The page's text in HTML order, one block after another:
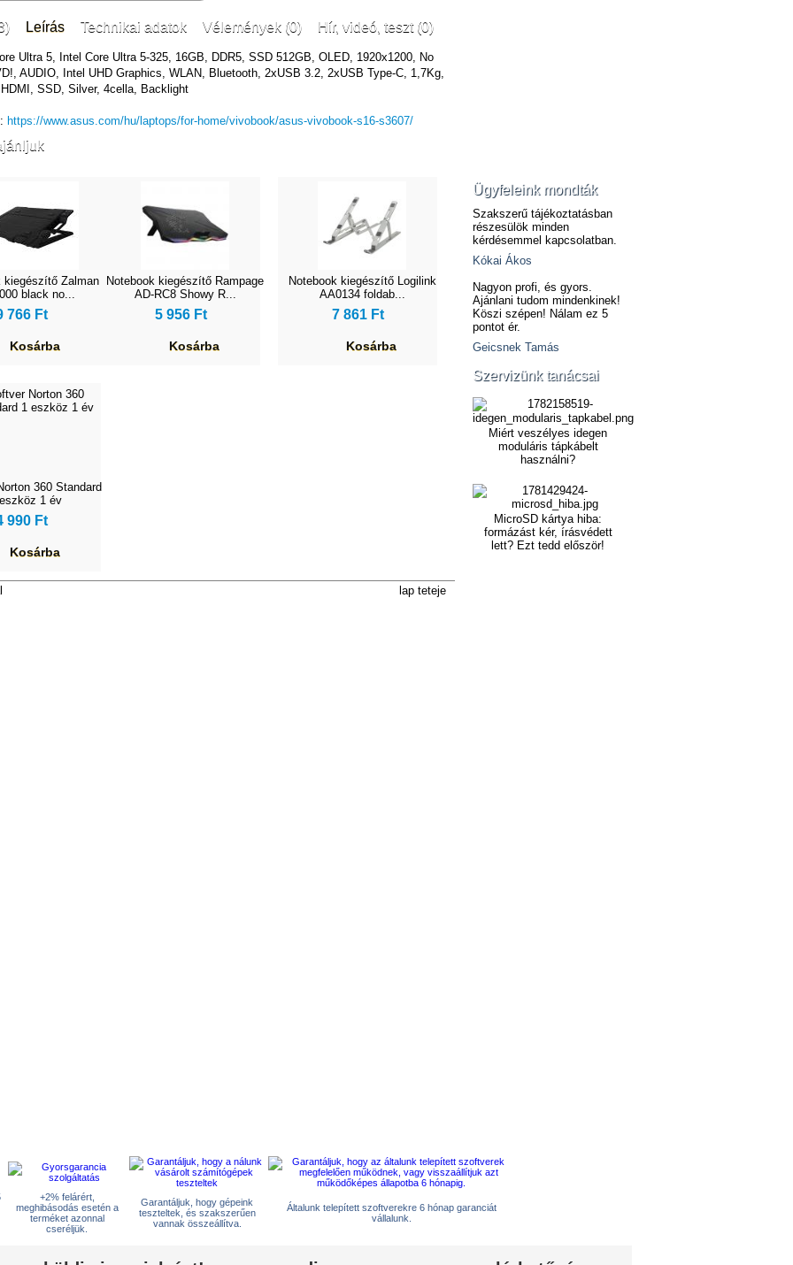
Leírás Technikai adatok Vélemények (0) Hír, videó, teszt (0)
Ultra 5, Intel Core Ultra 5-325, 16GB, DDR5, SSD 512GB, OLED, 1920x1200, No
AUDIO, Intel UHD Graphics, WLAN, Bluetooth, 2xUSB 3.2, 2xUSB Type-C, 1,7Kg,
SSD, Silver, 4cella, Backlight
https://www.asus.com/hu/laptops/for-home/vivobook/asus-vivobook-s16-s3607/
kiegészítő Zalman
black no...
766 Ft
Kosárba
Notebook kiegészítő Rampage
AD-RC8 Showy R...
5 956 Ft
Kosárba
Notebook kiegészítő Logilink
AA0134 foldab...
7 861 Ft
Kosárba
360 Standard
1 év
990 Ft
Kosárba
lap teteje
Ügyfeleink mondták
Szakszerű tájékoztatásban
részesülök minden
kérdésemmel kapcsolatban.
Kókai Ákos
Nagyon profi, és gyors.
Ajánlani tudom mindenkinek!
Köszi szépen! Nálam ez 5
pontot ér.
Geicsnek Tamás
Szervizünk tanácsai
Miért veszélyes idegen
moduláris tápkábelt
használni?
MicroSD kártya hiba:
formázást kér, írásvédett
lett? Ezt tedd először!
+2% felárért,
meghibásodás esetén a
terméket azonnal
cseréljük.
Garantáljuk, hogy gépeink
teszteltek, és szakszerűen
vannak összeállítva.
Általunk telepített szoftverekre 6 hónap garanciát
vállalunk.